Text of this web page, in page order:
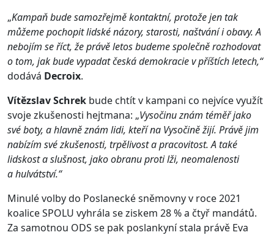
„Kampaň bude samozřejmě kontaktní, protože jen tak
můžeme pochopit lidské názory, starosti, naštvání i obavy. A
nebojím se říct, že právě letos budeme společně rozhodovat
o tom, jak bude vypadat česká demokracie v příštích letech,“
dodává Decroix.
Vítězslav Schrek bude chtít v kampani co nejvíce využít
svoje zkušenosti hejtmana: „Vysočinu znám téměř jako
své boty, a hlavně znám lidi, kteří na Vysočině žijí. Právě jim
nabízím své zkušenosti, trpělivost a pracovitost. A také
lidskost a slušnost, jako obranu proti lži, neomalenosti
a hulvátství.“
Minulé volby do Poslanecké sněmovny v roce 2021
koalice SPOLU vyhrála se ziskem 28 % a čtyř mandátů.
Za samotnou ODS se pak poslankyní stala právě Eva